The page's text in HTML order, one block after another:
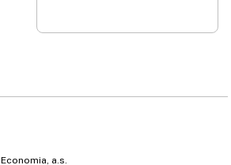
Economia, a.s.